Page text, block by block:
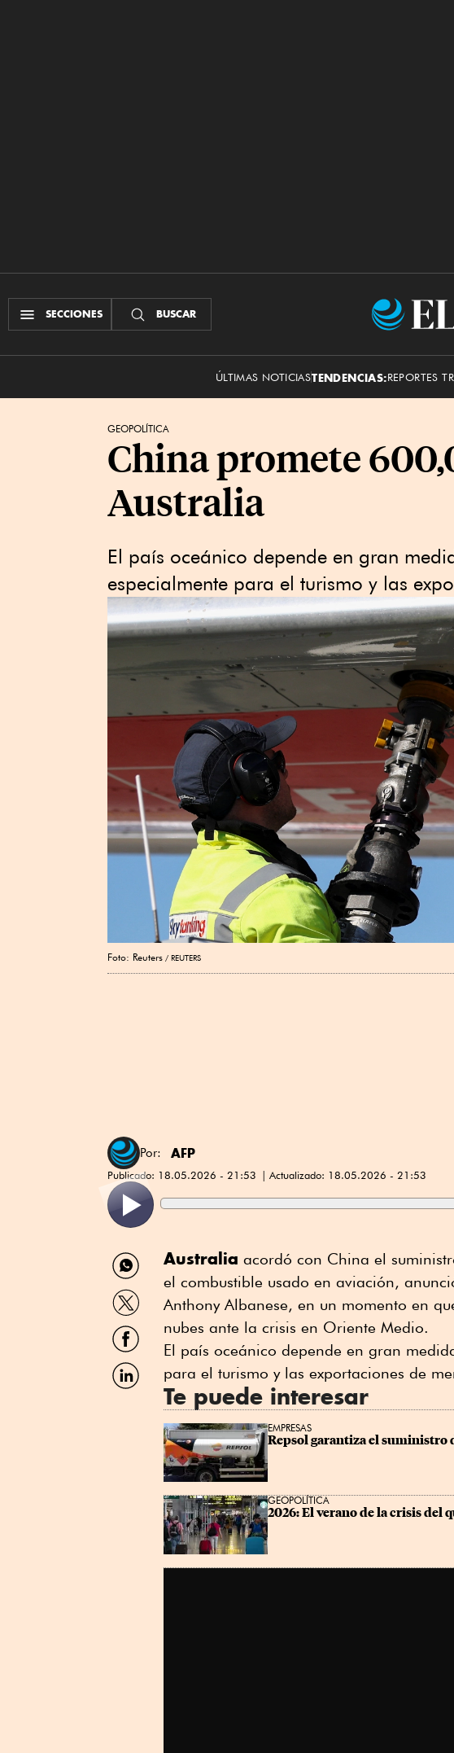
SECCIONES BUSCAR
ÚLTIMAS NOTICIASTENDENCIAS:REPORTES
GEOPOLÍTICA
China promete
Australia
El país oceánico depende en gran
especialmente para el turismo y las
Foto: Reuters REUTERS
Por: AFP
Publicado: 18.05.2026 - 21:53 Actualizado: 18.05.2026 - 21:53
Compartir
por
WhatsApp
Compartir
por
Twitter
Compartir
por
Facebook
Compartir
por
Australia acordó con China el
el combustible usado en aviación,
Anthony Albanese, en un momento en
nubes ante la crisis en Oriente Medio.
El país oceánico depende en gran
para el turismo y las exportaciones de
Te puede interesar
EMPRESAS
Repsol garantiza el suministro
GEOPOLÍTICA
2026: El verano de la crisis del